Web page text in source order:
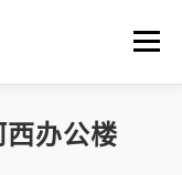
Menu
程业绩 UHPC
办公楼